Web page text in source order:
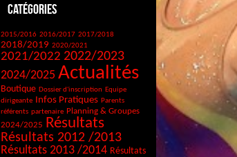
Catégories
2015/2016 2016/2017 2017/2018
2018/2019 2020/2021
2021/2022 2022/2023
2024/2025 Actualités
Boutique Dossier d'inscription Equipe
dirigeante Infos Pratiques Parents
référents partenaire Planning & Groupes
2024/2025 Résultats
Résultats 2012 /2013
Résultats 2013 /2014 Résultats